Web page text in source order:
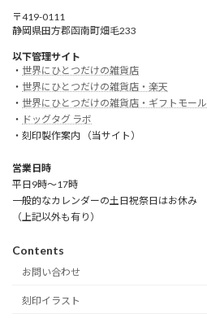
〒419-0111
静岡県田方郡函南町畑毛233
以下管理サイト
・ 世界にひとつだけの雑貨店
・ 世界にひとつだけの雑貨店・楽天
・ 世界にひとつだけの雑貨店・ギフトモール
・ ドッグタグ ラボ
・刻印製作案内 （当サイト）
営業日時
平日9時～17時
一般的なカレンダーの土日祝祭日はお休み
（上記以外も有り）
Contents
お問い合わせ
刻印イラスト